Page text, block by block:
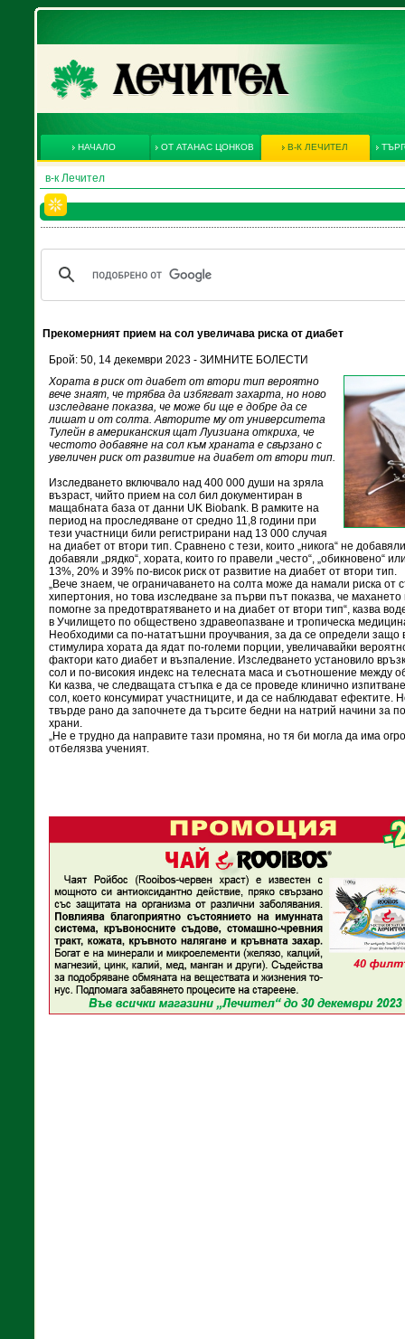
НАЧАЛО ОТ АТАНАС ЦОНКОВ В-К ЛЕЧИТЕЛ
в-к Лечител
Прекомерният прием на сол увеличава риска от диабет
Брой: 50, 14 декември 2023 - ЗИМНИТЕ БОЛЕСТИ
Хората в риск от диабет от втори тип вероятно
вече знаят, че трябва да избягват захарта, но ново
изследване показва, че може би ще е добре да се
лишат и от солта. Авторите му от университета
Тулейн в американския щат Луизиана откриха, че
честото добавяне на сол към храната е свързано с
увеличен риск от развитие на диабет от втори тип.
Изследването включвало над 400 000 души на зряла
възраст, чийто прием на сол бил документиран в
мащабната база от данни UK Biobank. В рамките на
период на проследяване от средно 11,8 години при
тези участници били регистрирани над 13 000 случая
на диабет от втори тип. Сравнено с тези, които „никога“ не
добавяли „рядко“, хората, които го правели „често“, „обикновено“
13%, 20% и 39% по-висок риск от развитие на диабет от втори тип.
„Вече знаем, че ограничаването на солта може да намали риска от
хипертония, но това изследване за първи път показва, че
помогне за предотвратяването и на диабет от втори тип“, казва
в Училището по обществено здравеопазване и тропическа
Необходими са по-нататъшни проучвания, за да се определи защо
стимулира хората да ядат по-големи порции, увеличавайки
фактори като диабет и възпаление. Изследването установило
сол и по-високия индекс на телесната маса и съотношение между
Ки казва, че следващата стъпка е да се проведе клинично
сол, което консумират участниците, и да се наблюдават ефектите.
твърде рано да започнете да търсите бедни на натрий начини за
храни.
„Не е трудно да направите тази промяна, но тя би могла да има
отбелязва ученият.